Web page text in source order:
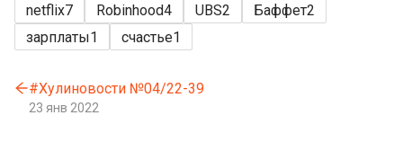
netflix7 Robinhood4 UBS2 Баффет2
зарплаты1 счастье1
#Хулиновости №04/22-39
23 янв 2022